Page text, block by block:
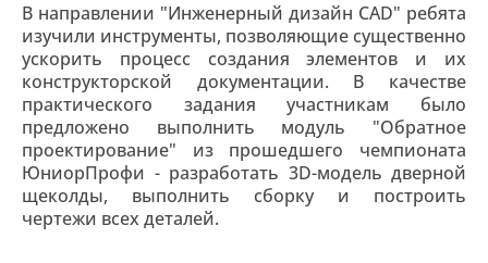
В направлении "Инженерный дизайн CAD" ребята
изучили инструменты, позволяющие существенно
ускорить процесс создания элементов и их
конструкторской документации. В качестве
практического задания участникам было
предложено выполнить модуль "Обратное
проектирование" из прошедшего чемпионата
ЮниорПрофи - разработать 3D-модель дверной
щеколды, выполнить сборку и построить
чертежи всех деталей.